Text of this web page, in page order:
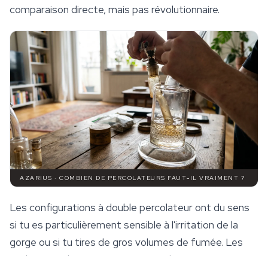
comparaison directe, mais pas révolutionnaire.
AZARIUS · COMBIEN DE PERCOLATEURS FAUT-IL VRAIMENT ?
Les configurations à double percolateur ont du sens
si tu es particulièrement sensible à l'irritation de la
gorge ou si tu tires de gros volumes de fumée. Les